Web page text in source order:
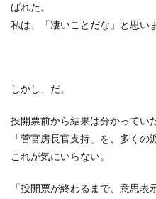
ばれた。
私は、「凄いことだな」と思い
しかし、だ。
投開票前から結果は分かっていた
「菅官房長官支持」を、多くの
これが気にいらない。
「投開票が終わるまで、意思